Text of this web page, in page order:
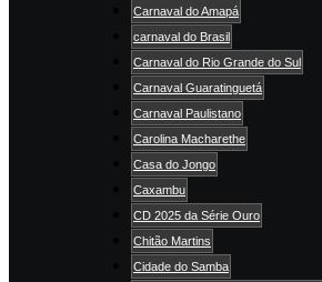
Carnaval do Amapá
carnaval do Brasil
Carnaval do Rio Grande do Sul
Carnaval Guaratinguetá
Carnaval Paulistano
Carolina Macharethe
Casa do Jongo
Caxambu
CD 2025 da Série Ouro
Chitão Martins
Cidade do Samba